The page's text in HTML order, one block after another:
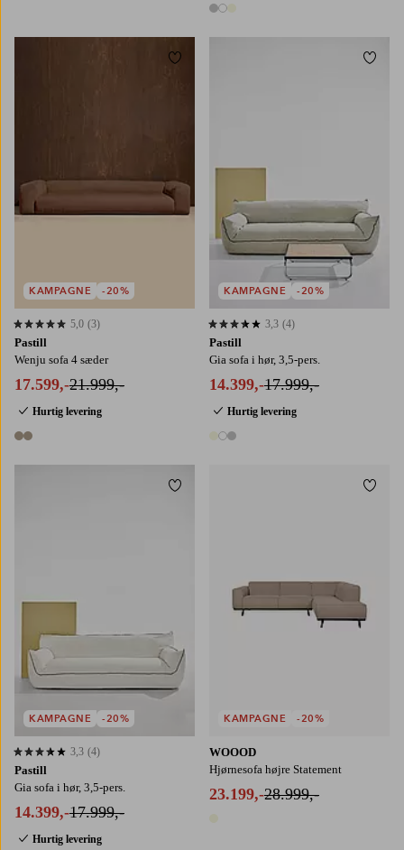
3 farver
Pastill
Wenju sofa 4 sæder
17.599,-21.999,-
Hurtig levering
2 farver
5,0 baseret på 3 bedømmelser
5,0 (3)
KAMPAGNE -20%
Tilføj til favoritter
Pastill
Gia sofa i hør, 3,5-pers.
14.399,-17.999,-
Hurtig levering
3 farver
3,3 baseret på 4 bedømmelser
3,3 (4)
KAMPAGNE -20%
Pastill
Gia sofa i hør, 3,5-pers.
14.399,-17.999,-
Hurtig levering
3,3 baseret på 4 bedømmelser
3,3 (4)
KAMPAGNE -20%
Tilføj til favoritter
WOOOD
Hjørnesofa højre Statement
23.199,-28.999,-
KAMPAGNE -20%